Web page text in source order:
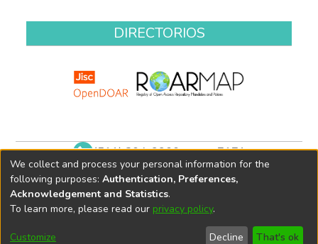
DIRECTORIOS
(511) 204-9900 anexo 7171
biblioteca@oefa.gob.pe
We collect and process your personal information for the
following purposes: Authentication, Preferences,
Acknowledgement and Statistics.
To learn more, please read our privacy policy.
Customize Decline That's ok